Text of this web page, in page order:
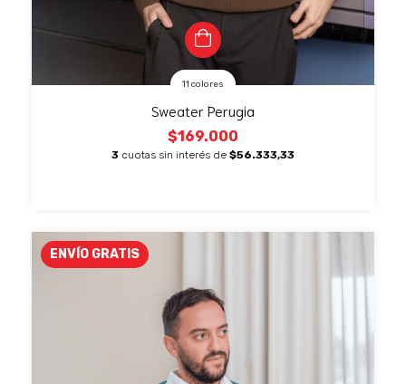
11 colores
Sweater Perugia
$169.000
3 cuotas sin interés de $56.333,33
ENVÍO GRATIS